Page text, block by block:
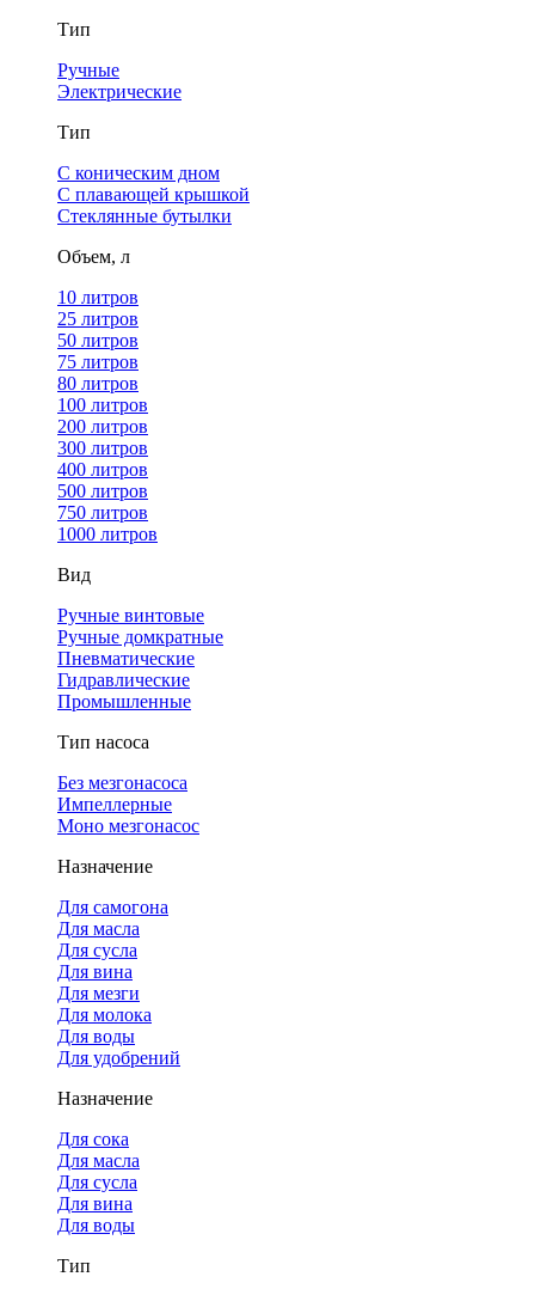
Тип
Ручные
Электрические
Тип
С коническим дном
С плавающей крышкой
Стеклянные бутылки
Объем, л
10 литров
25 литров
50 литров
75 литров
80 литров
100 литров
200 литров
300 литров
400 литров
500 литров
750 литров
1000 литров
Вид
Ручные винтовые
Ручные домкратные
Пневматические
Гидравлические
Промышленные
Тип насоса
Без мезгонасоса
Импеллерные
Моно мезгонасос
Назначение
Для самогона
Для масла
Для сусла
Для вина
Для мезги
Для молока
Для воды
Для удобрений
Назначение
Для сока
Для масла
Для сусла
Для вина
Для воды
Тип